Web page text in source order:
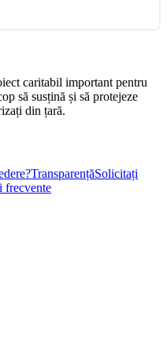
caritabil important pentru
să susțină și să protejeze
din țară.
TransparențăSolicitați
frecvente